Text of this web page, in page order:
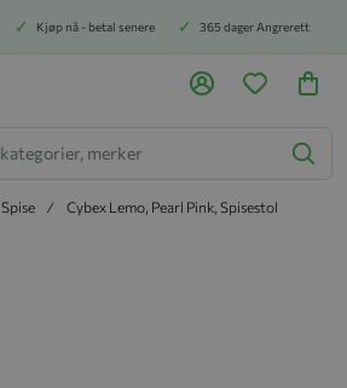
Kjøp nå - betal senere 365 dager Angrerett
Spise Cybex Lemo, Pearl Pink, Spisestol